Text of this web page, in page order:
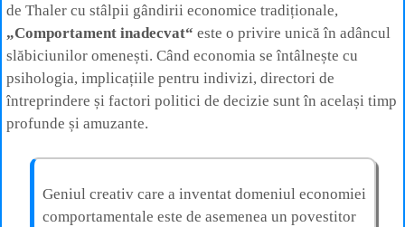
de Thaler cu stâlpii gândirii economice tradiționale,
„Comportament inadecvat“ este o privire unică în adâncul
slăbiciunilor omenești. Când economia se întâlnește cu
psihologia, implicațiile pentru indivizi, directori de
întreprindere și factori politici de decizie sunt în același timp
profunde și amuzante.
Geniul creativ care a inventat domeniul economiei
comportamentale este de asemenea un povestitor